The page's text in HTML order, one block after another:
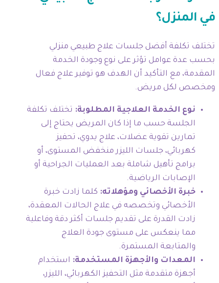
في المنزل؟
تختلف تكلفة أفضل جلسات علاج طبيعي منزلي
بحسب عدة عوامل تؤثر على نوع وجودة الخدمة
المقدمة، مع التأكيد أن الهدف هو توفير علاج فعال
ومخصص لكل مريض.
نوع الخدمة العلاجية المطلوبة: تختلف تكلفة
الجلسة حسب ما إذا كان المريض يحتاج إلى
تمارين تقوية عضلات، علاج يدوي، تحفيز
كهربائي، جلسات الليزر منخفض المستوى، أو
برامج تأهيل شاملة بعد العمليات الجراحية أو
الإصابات الرياضية.
خبرة الأخصائي ومؤهلاته: كلما زادت خبرة
الأخصائي وتخصصه في علاج الحالات المعقدة،
زادت القدرة على تقديم جلسات أكثر دقة وفاعلية
مما ينعكس على مستوى جودة العلاج
والمتابعة المستمرة.
المعدات والأجهزة المستخدمة: استخدام
أجهزة متقدمة مثل التحفيز الكهربائي، الليزر،